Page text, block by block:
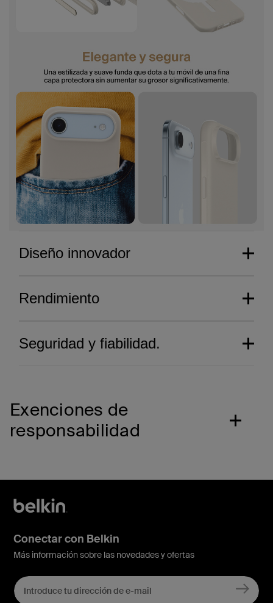
Diseño innovador
Una estética pensada
hasta el último detalle.
de protección de pantalla, de forma
Rendimiento
Rendimiento sin rival.
Seguridad y fiabilidad.
Exenciones de
responsabilidad
Conectar con Belkin
Más información sobre las novedades y ofertas